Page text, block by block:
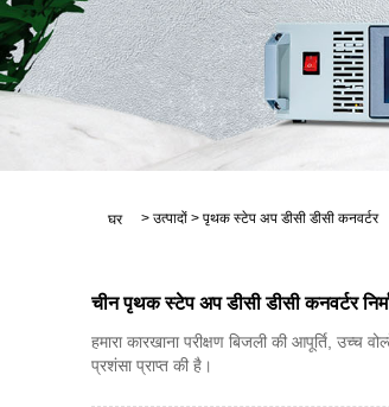
घर > उत्पादों > पृथक स्टेप अप डीसी डीसी कनवर्टर
चीन पृथक स्टेप अप डीसी डीसी कनवर्टर
हमारा कारखाना परीक्षण बिजली की आपूर्ति,
प्रशंसा प्राप्त की है।